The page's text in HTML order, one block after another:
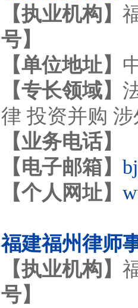
【执业机构】
号】
【单位地址】
【专长领域】
律 投资并购
【业务电话】
【电子邮箱】
【个人网址】
福建福州律师
【执业机构】
号】